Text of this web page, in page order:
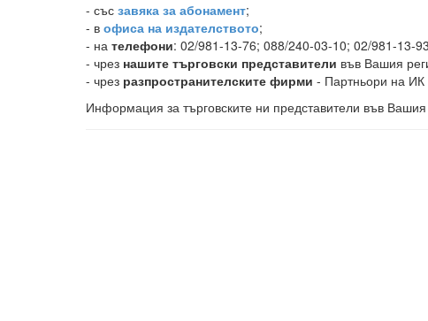
- със завяка за абонамент;
- в офиса на издателството;
- на телефони: 02/981-13-76; 088/240-03-10; 02/981-13-
- чрез нашите търговски представители във Вашия
- чрез разпространителските фирми - Партньори на ИК
Информация за търговските ни представители във